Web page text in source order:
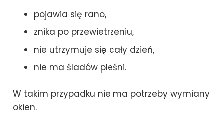
pojawia się rano,
znika po przewietrzeniu,
nie utrzymuje się cały dzień,
nie ma śladów pleśni.
W takim przypadku nie ma potrzeby wymiany
okien.